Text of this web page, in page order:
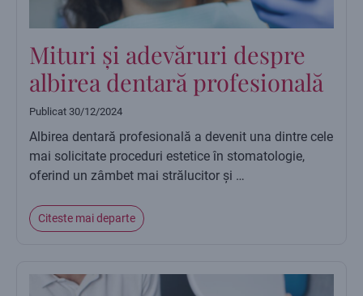
Mituri și adevăruri despre
albirea dentară profesională
Publicat 30/12/2024
Albirea dentară profesională a devenit una dintre cele
mai solicitate proceduri estetice în stomatologie,
oferind un zâmbet mai strălucitor și …
Citeste mai departe